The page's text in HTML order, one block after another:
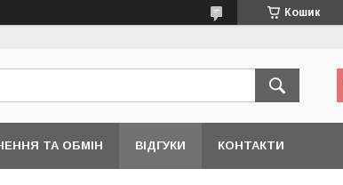
Кошик
ТА ОБМІН ВІДГУКИ КОНТАКТИ